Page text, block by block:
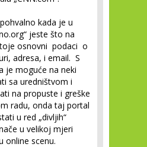
kada je u
jeste što na
osnovni podaci o
adresa, i email. S
je moguće na neki
sa uredništvom i
na propuste i greške
radu, onda taj portal
u red „divljih“
u velikoj mjeri
online scenu.